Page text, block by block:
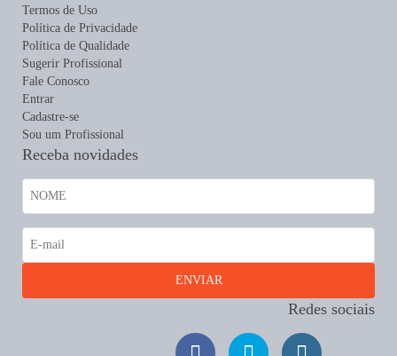
Termos de Uso
Política de Privacidade
Política de Qualidade
Sugerir Profissional
Fale Conosco
Entrar
Cadastre-se
Sou um Profissional
Receba novidades
Redes sociais